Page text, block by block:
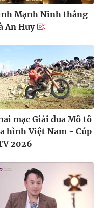
Mạnh Ninh thắng
An Huy
mạc Giải đua Mô tô
hình Việt Nam - Cúp
2026